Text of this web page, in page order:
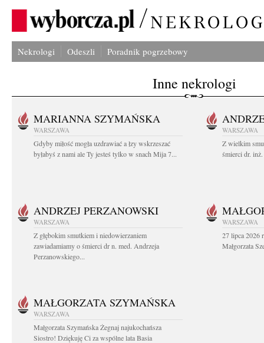
Nekrologi Odeszli Poradnik pogrzebowy
Inne nekrologi
MARIANNA SZYMAŃSKA
WARSZAWA
Gdyby miłość mogła uzdrawiać a łzy wskrzeszać
byłabyś z nami ale Ty jesteś tylko w snach Mija 7...
WARSZAWA
Z wielkim
śmierci dr.
ANDRZEJ PERZANOWSKI
WARSZAWA
Z głębokim smutkiem i niedowierzaniem
zawiadamiamy o śmierci dr n. med. Andrzeja
Perzanowskiego...
WARSZAWA
27 lipca 2026
Małgorzata
MAŁGORZATA SZYMAŃSKA
WARSZAWA
Małgorzata Szymańska Żegnaj najukochańsza
Siostro! Dziękuję Ci za wspólne lata Basia